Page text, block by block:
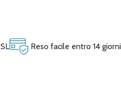
Reso facile entro 14